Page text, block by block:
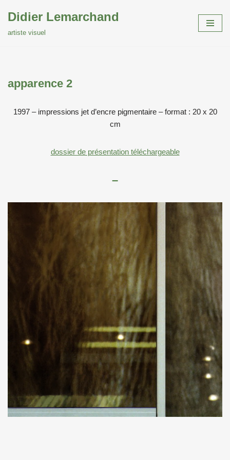
Didier Lemarchand
artiste visuel
apparence 2
1997 – impressions jet d’encre pigmentaire – format : 20 x 20
cm
dossier de présentation téléchargeable
–